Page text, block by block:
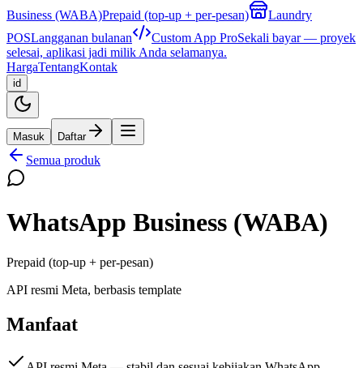
Business (WABA)Prepaid (top-up + per-pesan)
Laundry
POSLangganan bulanan Custom App ProSekali bayar — proyek
selesai, aplikasi jadi milik Anda selamanya.
HargaTentangKontak
id
Masuk Daftar
Semua produk
WhatsApp Business (WABA)
Prepaid (top-up + per-pesan)
API resmi Meta, berbasis template
Manfaat